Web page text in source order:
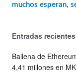
muchos esperan,
Entradas recientes
Ballena de
4,41 millones en